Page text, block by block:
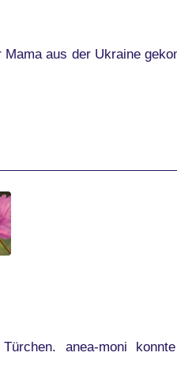
aus der Ukraine
anea-moni